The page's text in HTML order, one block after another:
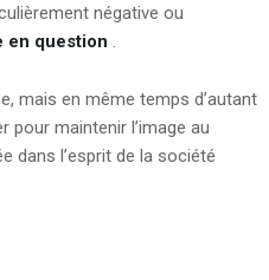
négative ou
en question .
mais en même temps d’autant
pour maintenir l’image au
dans l’esprit de la société